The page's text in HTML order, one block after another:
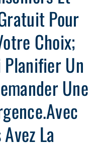
Pour
Choix;
Planifier Un
Une
La